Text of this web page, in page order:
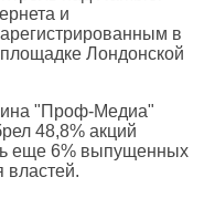
и
в
Лондонской
"Проф-Медиа"
48,8% акций
еще 6% выпущенных
властей.